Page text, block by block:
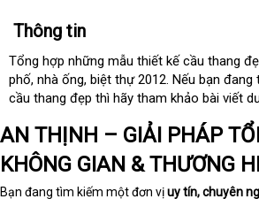
Thông tin
Tổng hợp nổi
tiếng
những mẫu thiết kế cầu thang
phốhàng
nhái
, nhà ốngshop
, biệt thự 2012mua
sắm
. hướng
dẫn
Nếu bạn đang
cầu thang đẹp có
chọn
thì hãy tham khảo bài viết
trả
AN THỊNH – GIẢI PHÁP
KHÔNG GIAN & THƯƠNG
Bạn đang tìm kiếm một đơn vịuy tín, chuyên